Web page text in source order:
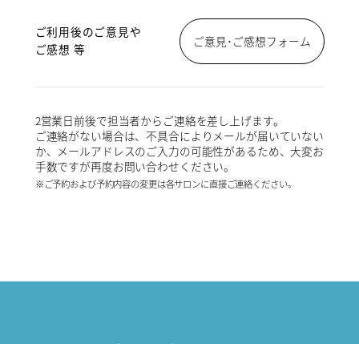
ご利用後のご意見や
ご感想 等
ご意見･ご感想フォーム
2営業日前後で担当者からご連絡を差し上げます。
ご連絡がない場合は、不具合によりメールが届いていない
か、メールアドレスのご入力の可能性があるため、大変お
手数ですが再度お問い合わせください。
※ご予約および予約内容の変更は各サロンに直接ご連絡ください。